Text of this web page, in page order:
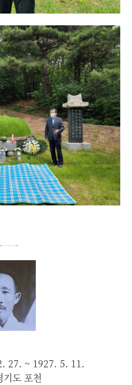
27. ~ 1927. 5. 11.
도 포천